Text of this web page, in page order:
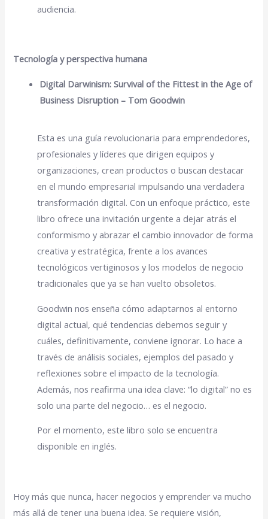
audiencia.
Tecnología y perspectiva humana
Digital Darwinism: Survival of the Fittest in the Age of
Business Disruption – Tom Goodwin
Esta es una guía revolucionaria para emprendedores,
profesionales y líderes que dirigen equipos y
organizaciones, crean productos o buscan destacar
en el mundo empresarial impulsando una verdadera
transformación digital. Con un enfoque práctico, este
libro ofrece una invitación urgente a dejar atrás el
conformismo y abrazar el cambio innovador de forma
creativa y estratégica, frente a los avances
tecnológicos vertiginosos y los modelos de negocio
tradicionales que ya se han vuelto obsoletos.
Goodwin nos enseña cómo adaptarnos al entorno
digital actual, qué tendencias debemos seguir y
cuáles, definitivamente, conviene ignorar. Lo hace a
través de análisis sociales, ejemplos del pasado y
reflexiones sobre el impacto de la tecnología.
Además, nos reafirma una idea clave: “lo digital” no es
solo una parte del negocio… es el negocio.
Por el momento, este libro solo se encuentra
disponible en inglés.
Hoy más que nunca, hacer negocios y emprender va mucho
más allá de tener una buena idea. Se requiere visión,